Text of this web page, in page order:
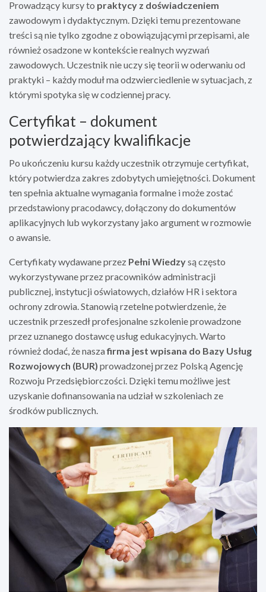
Prowadzący kursy to praktycy z doświadczeniem
zawodowym i dydaktycznym. Dzięki temu prezentowane
treści są nie tylko zgodne z obowiązującymi przepisami, ale
również osadzone w kontekście realnych wyzwań
zawodowych. Uczestnik nie uczy się teorii w oderwaniu od
praktyki – każdy moduł ma odzwierciedlenie w sytuacjach, z
którymi spotyka się w codziennej pracy.
Certyfikat – dokument
potwierdzający kwalifikacje
Po ukończeniu kursu każdy uczestnik otrzymuje certyfikat,
który potwierdza zakres zdobytych umiejętności. Dokument
ten spełnia aktualne wymagania formalne i może zostać
przedstawiony pracodawcy, dołączony do dokumentów
aplikacyjnych lub wykorzystany jako argument w rozmowie
o awansie.
Certyfikaty wydawane przez Pełni Wiedzysą często
wykorzystywane przez pracowników administracji
publicznej, instytucji oświatowych, działów HR i sektora
ochrony zdrowia. Stanowią rzetelne potwierdzenie, że
uczestnik przeszedł profesjonalne szkolenie prowadzone
przez uznanego dostawcę usług edukacyjnych. Warto
również dodać, że naszafirma jest wpisana do Bazy Usług
Rozwojowych (BUR) prowadzonej przez Polską Agencję
Rozwoju Przedsiębiorczości. Dzięki temu możliwe jest
uzyskanie dofinansowania na udział w szkoleniach ze
środków publicznych.